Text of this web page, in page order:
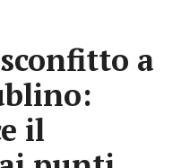
a
il